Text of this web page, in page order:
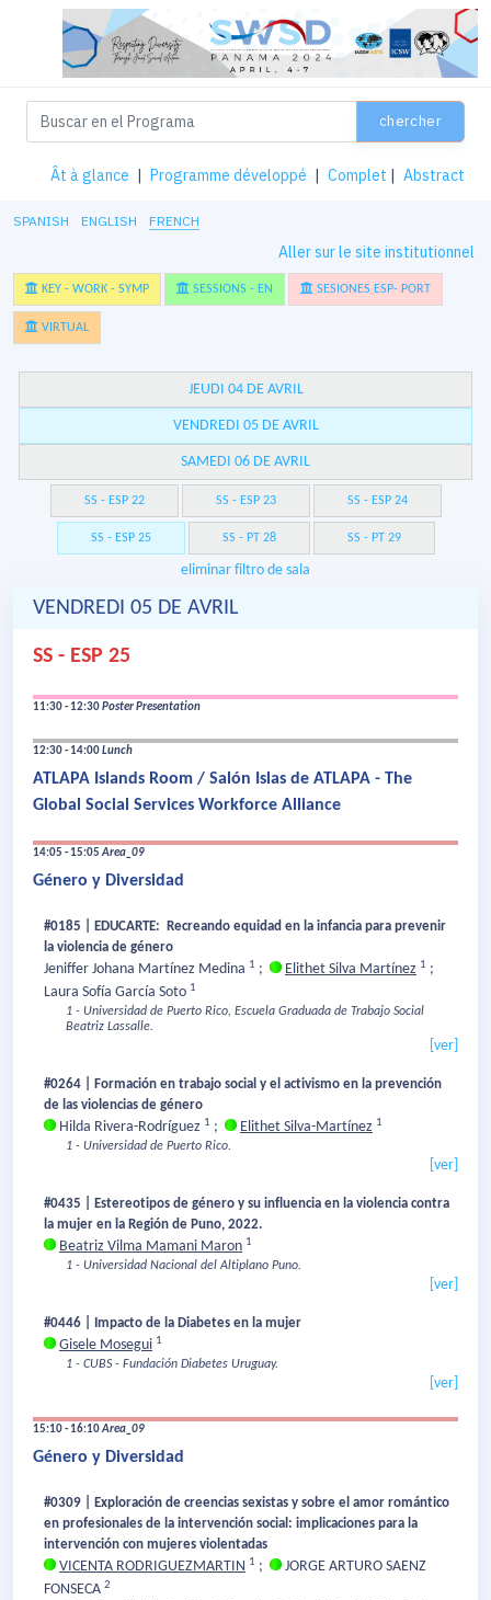
chercher
Ât à glance | Programme développé | Complet | Abstract
SPANISH ENGLISH FRENCH
Aller sur le site institutionnel
KEY - WORK - SYMP SESSIONS - EN SESIONES ESP- PORT
VIRTUAL
JEUDI 04 DE AVRIL
VENDREDI 05 DE AVRIL
SAMEDI 06 DE AVRIL
SS - ESP 22 SS - ESP 23 SS - ESP 24
SS - ESP 25 SS - PT 28 SS - PT 29
eliminar filtro de sala
VENDREDI 05 DE AVRIL
SS - ESP 25
11:30 - 12:30Poster Presentation
12:30 - 14:00Lunch
ATLAPA Islands Room / Salón Islas de ATLAPA - The
Global Social Services Workforce Alliance
14:05 - 15:05Area_09
Género y Diversidad
#0185 | EDUCARTE: Recreando equidad en la infancia para prevenir
la violencia de género
Jeniffer Johana Martínez Medina 1 ; Elithet Silva Martínez 1 ;
Laura Sofía García Soto 1
1 - Universidad de Puerto Rico, Escuela Graduada de Trabajo Social
Beatriz Lassalle.
[ver]
#0264 | Formación en trabajo social y el activismo en la prevención
de las violencias de género
Hilda Rivera-Rodríguez 1 ; Elithet Silva-Martínez 1
1 - Universidad de Puerto Rico.
[ver]
#0435 | Estereotipos de género y su influencia en la violencia contra
la mujer en la Región de Puno, 2022.
Beatriz Vilma Mamani Maron 1
1 - Universidad Nacional del Altiplano Puno.
[ver]
#0446 | Impacto de la Diabetes en la mujer
Gisele Mosegui 1
1 - CUBS - Fundación Diabetes Uruguay.
[ver]
15:10 - 16:10Area_09
Género y Diversidad
#0309 | Exploración de creencias sexistas y sobre el amor romántico
en profesionales de la intervención social: implicaciones para la
intervención con mujeres violentadas
VICENTA RODRIGUEZMARTIN 1 ;
JORGE ARTURO SAENZ
FONSECA 2